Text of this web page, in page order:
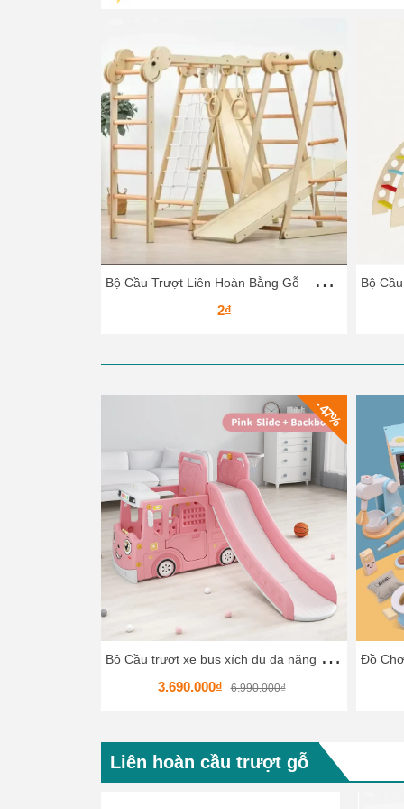
B
ộ Cầu Trượt Liên Hoàn Bằng Gỗ – Vận Động Leo Núi, Trượt Dốc Cho Bé
2₫
- 47%
B
ộ Cầu trượt xe bus xích đu đa năng HKCCT8
3.690.000₫ 6.990.000₫
Liên hoàn cầu trượt gỗ